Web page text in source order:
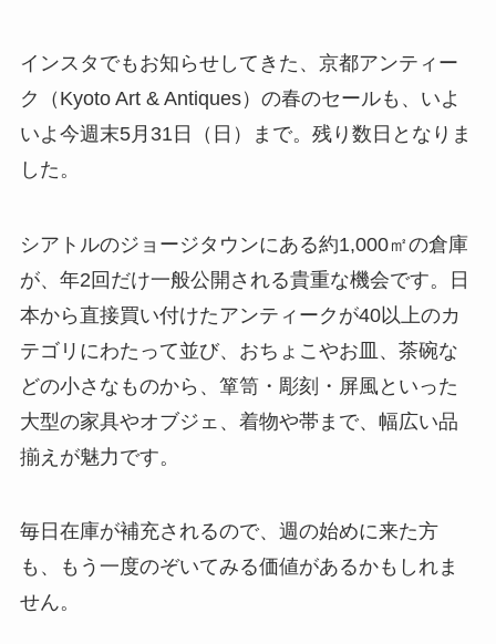
インスタでもお知らせしてきた、京都アンティー
ク（Kyoto Art & Antiques）の春のセールも、いよ
いよ今週末5月31日（日）まで。残り数日となりま
した。
シアトルのジョージタウンにある約1,000㎡の倉庫
が、年2回だけ一般公開される貴重な機会です。日
本から直接買い付けたアンティークが40以上のカ
テゴリにわたって並び、おちょこやお皿、茶碗な
どの小さなものから、箪笥・彫刻・屏風といった
大型の家具やオブジェ、着物や帯まで、幅広い品
揃えが魅力です。
毎日在庫が補充されるので、週の始めに来た方
も、もう一度のぞいてみる価値があるかもしれま
せん。